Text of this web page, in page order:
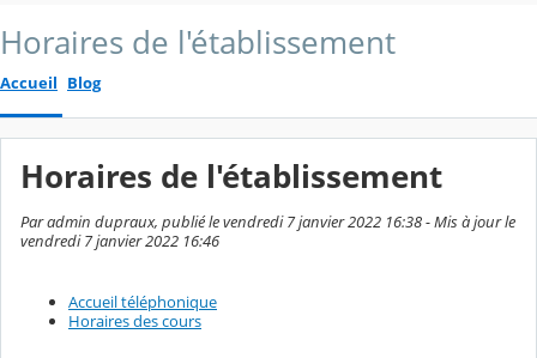
Horaires de l'établissement
Accueil Blog
Horaires de l'établissement
Par admin dupraux, publié le vendredi 7 janvier 2022 16:38 - Mis à jour le
vendredi 7 janvier 2022 16:46
Accueil téléphonique
Horaires des cours